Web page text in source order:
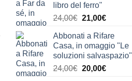
libro del ferro"
24,00€ Il
originale
era:
24,00€.
21,00€Il
attuale
è:
21,00€.
Abbonati a Rifare
Casa, in omaggio "Le
soluzioni salvaspazio"
24,00€ Il
20,00€Il